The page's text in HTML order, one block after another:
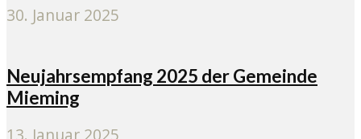
30. Januar 2025
Neujahrsempfang 2025 der Gemeinde
Mieming
13. Januar 2025